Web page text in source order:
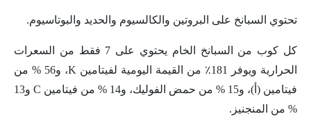
تحتوي السبانخ على البروتين والكالسيوم والحديد والبوتاسيوم.
كل كوب من السبانخ الخام يحتوي على 7 فقط من السعرات
الحرارية ويوفر 181٪ من القيمة اليومية لفيتامين K، و56 % من
فيتامين (أ)، و15 % من حمض الفوليك، و14 % من فيتامين C و13
% من المنجنيز.